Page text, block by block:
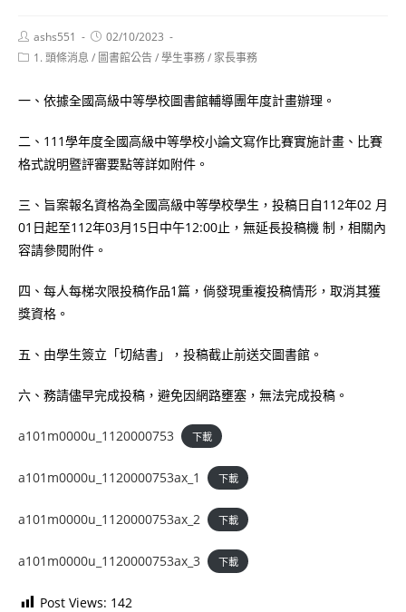
Post
author:
ashs551
Post
published:
02/10/2023
Post1. 頭條消息 / 圖書館公告/學生事務/ 家長事務
一、依據全國高級中等學校圖書館輔導團年度計畫辦理。
二、111學年度全國高級中等學校小論文寫作比賽實施計畫、比賽
格式說明暨評審要點等詳如附件。
三、旨案報名資格為全國高級中等學校學生，投稿日自112年02 月
01日起至112年03月15日中午12:00止，無延長投稿機 制，相關內
容請參閱附件。
四、每人每梯次限投稿作品1篇，倘發現重複投稿情形，取消其獲
獎資格。
五、由學生簽立「切結書」，投稿截止前送交圖書館。
六、務請儘早完成投稿，避免因網路壅塞，無法完成投稿。
a101m0000u_1120000753 下載
a101m0000u_1120000753ax_1 下載
a101m0000u_1120000753ax_2 下載
a101m0000u_1120000753ax_3 下載
Post Views: 142